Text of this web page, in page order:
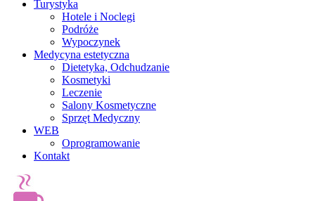
Turystyka
Hotele i Noclegi
Podróże
Wypoczynek
Medycyna estetyczna
Dietetyka, Odchudzanie
Kosmetyki
Leczenie
Salony Kosmetyczne
Sprzęt Medyczny
WEB
Oprogramowanie
Kontakt